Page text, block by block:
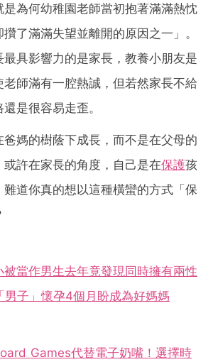
為何幼稚園老師當初抱著滿滿熱忱
了滿滿失望並離開的原因之一」。
具影響力的是家長，教養小朋友是
師滿有一腔熱誠，但若然家長不給
是很容易走歪。
媽的樹蔭下成長，而不是在父母的
許在家長的角度，自己是在保護孩
道你真的想以這種橫蠻的方式「保
被當作男生去年竟發現同時擁有兩性
子」懷孕4個月盼成為好媽媽
Games代替電子奶嘴！選擇時